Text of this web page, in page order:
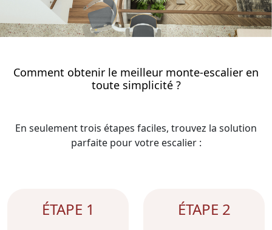
Comment obtenir le meilleur monte-escalier en
toute simplicité ?
En seulement trois étapes faciles, trouvez la solution
parfaite pour votre escalier :
ÉTAPE 1 ÉTAPE 2